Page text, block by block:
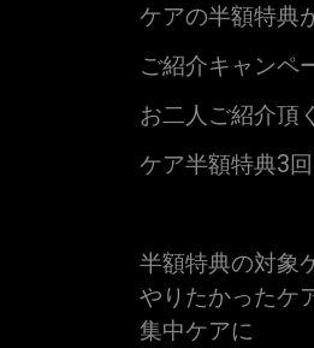
ケアの半額特典
ご紹介キャンペ
お二人ご紹介頂
ケア半額特典3回
半額特典の対象
やりたかったケ
集中ケアに